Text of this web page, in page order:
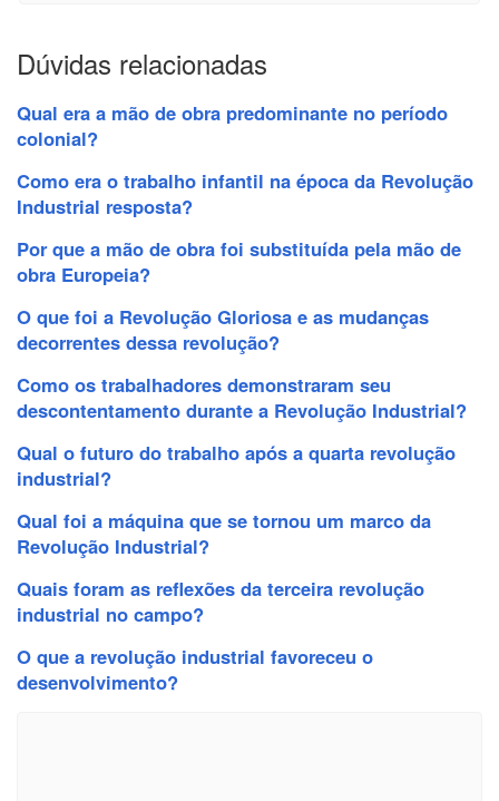
Dúvidas relacionadas
Qual era a mão de obra predominante no período
colonial?
Como era o trabalho infantil na época da Revolução
Industrial resposta?
Por que a mão de obra foi substituída pela mão de
obra Europeia?
O que foi a Revolução Gloriosa e as mudanças
decorrentes dessa revolução?
Como os trabalhadores demonstraram seu
descontentamento durante a Revolução Industrial?
Qual o futuro do trabalho após a quarta revolução
industrial?
Qual foi a máquina que se tornou um marco da
Revolução Industrial?
Quais foram as reflexões da terceira revolução
industrial no campo?
O que a revolução industrial favoreceu o
desenvolvimento?